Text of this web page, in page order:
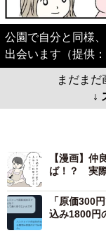
公園で自分と同様
出会います（提供
まだまだ
↓
【漫画】
ば！？ 実
「原価300
込み1800円